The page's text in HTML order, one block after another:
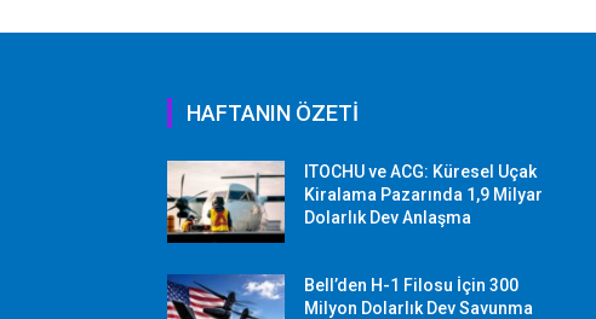
HAFTANIN ÖZETİ
ITOCHU ve ACG: Küresel Uçak
Kiralama Pazarında 1,9 Milyar
Dolarlık Dev Anlaşma
Bell’den H-1 Filosu İçin 300
Milyon Dolarlık Dev Savunma